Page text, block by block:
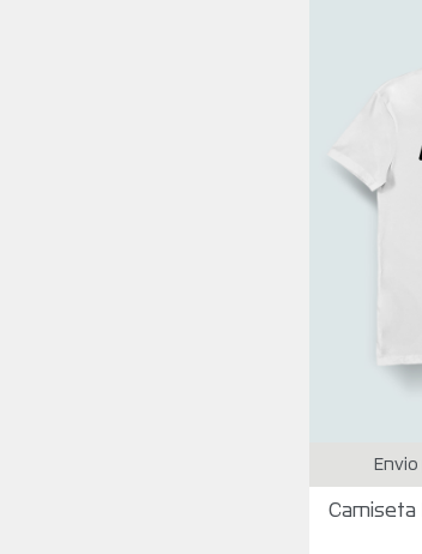
Envio
Camiseta